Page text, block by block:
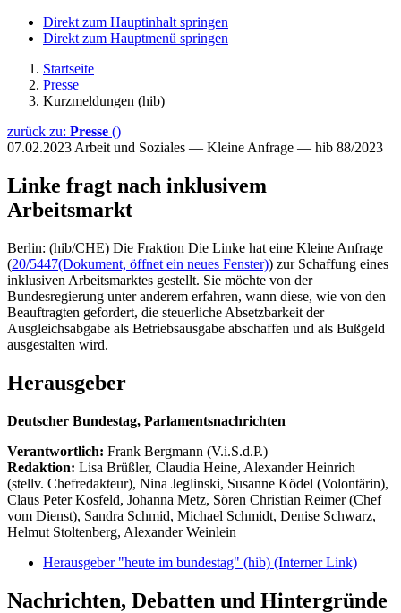
Direkt zum Hauptinhalt springen
Direkt zum Hauptmenü springen
Startseite
Presse
Kurzmeldungen (hib)
zurück zu: Presse ()
07.02.2023 Arbeit und Soziales — Kleine Anfrage — hib 88/2023
Linke fragt nach inklusivem
Arbeitsmarkt
Berlin: (hib/CHE) Die Fraktion Die Linke hat eine Kleine Anfrage
(20/5447(Dokument, öffnet ein neues Fenster)) zur Schaffung eines
inklusiven Arbeitsmarktes gestellt. Sie möchte von der
Bundesregierung unter anderem erfahren, wann diese, wie von den
Beauftragten gefordert, die steuerliche Absetzbarkeit der
Ausgleichsabgabe als Betriebsausgabe abschaffen und als Bußgeld
ausgestalten wird.
Herausgeber
Deutscher Bundestag, Parlamentsnachrichten
Verantwortlich: Frank Bergmann (V.i.S.d.P.)
Redaktion: Lisa Brüßler, Claudia Heine, Alexander Heinrich
(stellv. Chefredakteur), Nina Jeglinski, Susanne Ködel (Volontärin),
Claus Peter Kosfeld, Johanna Metz, Sören Christian Reimer (Chef
vom Dienst), Sandra Schmid, Michael Schmidt, Denise Schwarz,
Helmut Stoltenberg, Alexander Weinlein
Herausgeber "heute im bundestag" (hib) (Interner Link)
Nachrichten, Debatten und Hintergründe